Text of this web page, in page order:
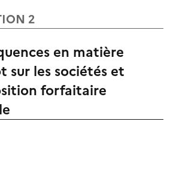
2
en matière
sur les sociétés et
forfaitaire